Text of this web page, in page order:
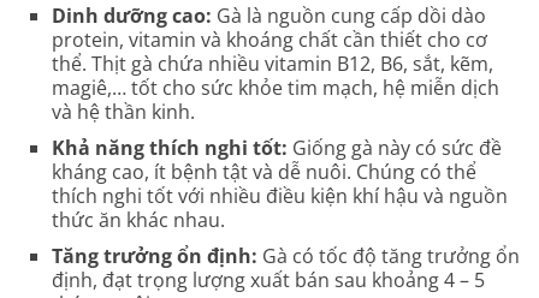
Dinh dưỡng cao: Gà là nguồn cung cấp dồi dào
protein, vitamin và khoáng chất cần thiết cho cơ
thể. Thịt gà chứa nhiều vitamin B12, B6, sắt, kẽm,
magiê,… tốt cho sức khỏe tim mạch, hệ miễn dịch
và hệ thần kinh.
Khả năng thích nghi tốt: Giống gà này có sức đề
kháng cao, ít bệnh tật và dễ nuôi. Chúng có thể
thích nghi tốt với nhiều điều kiện khí hậu và nguồn
thức ăn khác nhau.
Tăng trưởng ổn định: Gà có tốc độ tăng trưởng ổn
định, đạt trọng lượng xuất bán sau khoảng 4 – 5